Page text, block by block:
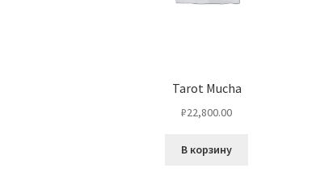
Tarot Mucha
₽22,800.00
В корзину